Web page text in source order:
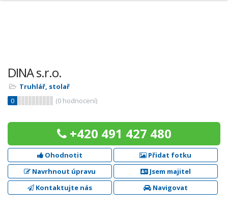
DINA s.r.o.
Truhlář, stolař
0
(0 hodnocení)
+420 491 427 480
Ohodnotit
Přidat fotku
Navrhnout úpravu
Jsem majitel
Kontaktujte nás
Navigovat